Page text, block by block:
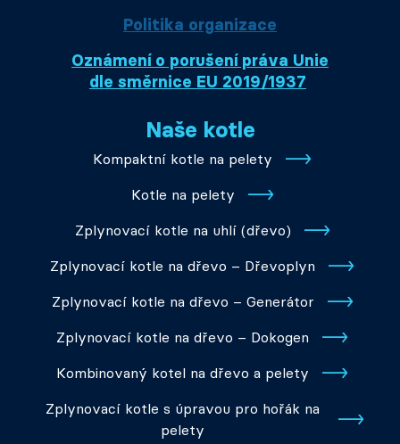
Politika organizace
Oznámení o porušení práva Unie
dle směrnice EU 2019/1937
Naše kotle
Kompaktní kotle na pelety
Kotle na pelety
Zplynovací kotle na uhlí (dřevo)
Zplynovací kotle na dřevo – Dřevoplyn
Zplynovací kotle na dřevo – Generátor
Zplynovací kotle na dřevo – Dokogen
Kombinovaný kotel na dřevo a pelety
Zplynovací kotle s úpravou pro hořák na
pelety